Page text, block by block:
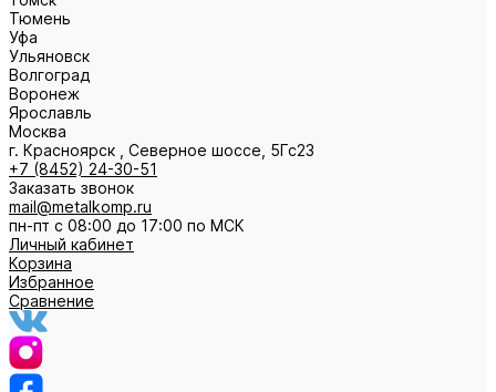
Тюмень
Уфа
Ульяновск
Волгоград
Воронеж
Ярославль
Москва
г. Красноярск , Северное шоссе, 5Гс23
+7 (8452) 24-30-51
Заказать звонок
mail@metalkomp.ru
пн-пт с 08:00 до 17:00 по МСК
Личный кабинет
Корзина
Избранное
Сравнение